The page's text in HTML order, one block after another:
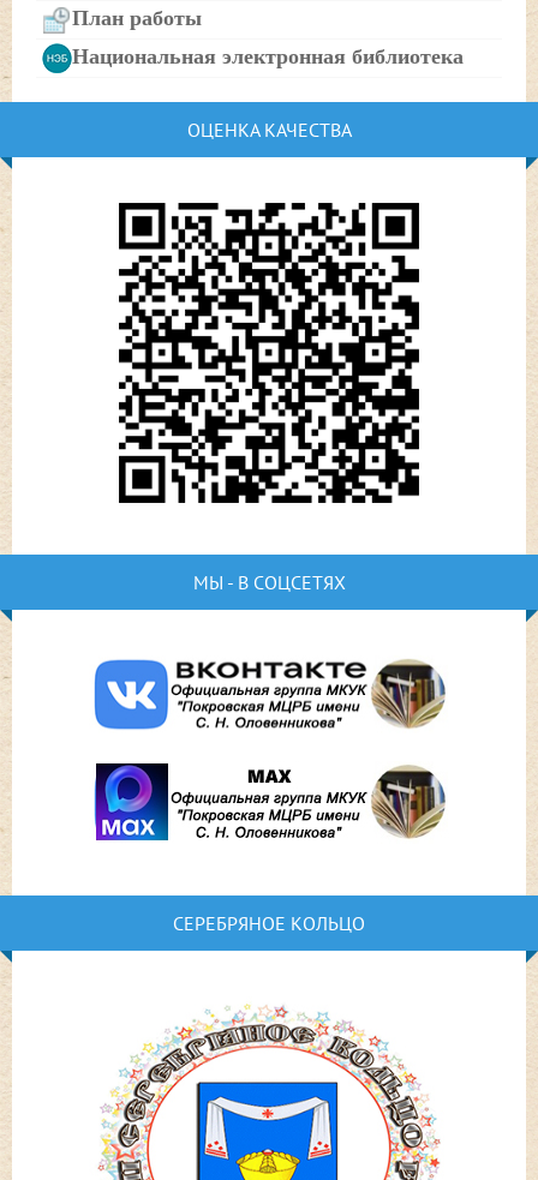
План работы
Национальная электронная библиотека
ОЦЕНКА КАЧЕСТВА
МЫ - В СОЦСЕТЯХ
СЕРЕБРЯНОЕ КОЛЬЦО